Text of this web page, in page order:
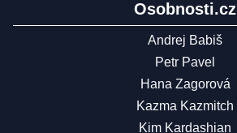
Osobnosti.cz
Andrej Babiš
Petr Pavel
Hana Zagorová
Kazma Kazmitch
Kim Kardashian